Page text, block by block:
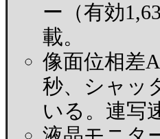
ー（有効
載。
像面位相差
秒、シャッ
いる。連写